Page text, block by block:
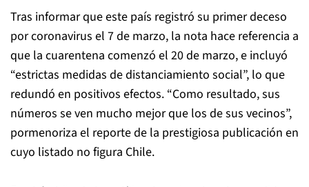
Tras informar que este país registró su primer deceso
por coronavirus el 7 de marzo, la nota hace referencia a
que la cuarentena comenzó el 20 de marzo, e incluyó
“estrictas medidas de distanciamiento social”, lo que
redundó en positivos efectos. “Como resultado, sus
números se ven mucho mejor que los de sus vecinos”,
pormenoriza el reporte de la prestigiosa publicación en
cuyo listado no figura Chile.